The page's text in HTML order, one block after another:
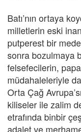
Batı’nın ortaya
milletlerin eski
putperest bir
sonra bozulmaya
felsefecilerin,
müdahaleleriyle
Orta Çağ
kiliseler ile zalim
etrafında binbir
adalet ve